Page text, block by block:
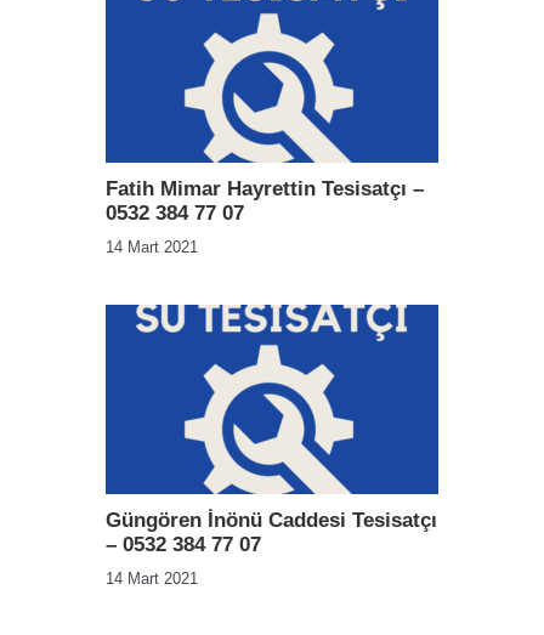
Fatih Mimar Hayrettin Tesisatçı –
0532 384 77 07
14 Mart 2021
Güngören İnönü Caddesi Tesisatçı
– 0532 384 77 07
14 Mart 2021